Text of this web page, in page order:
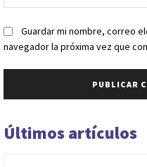
Guardar mi nombre, correo
navegador la próxima vez que
Últimos artículos